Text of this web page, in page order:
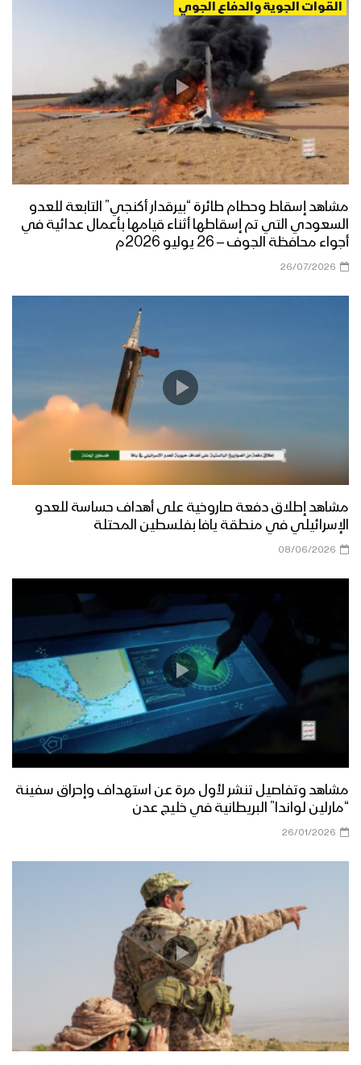
القوات الجوية والدفاع الجوي
مشاهد إسقاط وحطام طائرة “بيرقدار أكنجي” التابعة للعدو
السعودي التي تم إسقاطها أثناء قيامها بأعمال عدائية في
أجواء محافظة الجوف – 26 يوليو 2026م
26/07/2026
مشاهد إطلاق دفعة صاروخية على أهداف حساسة للعدو
الإسرائيلي في منطقة يافا بفلسطين المحتلة
08/06/2026
مشاهد وتفاصيل تنشر لأول مرة عن استهداف وإحراق سفينة
“مارلين لواندا” البريطانية في خليج عدن
26/01/2026